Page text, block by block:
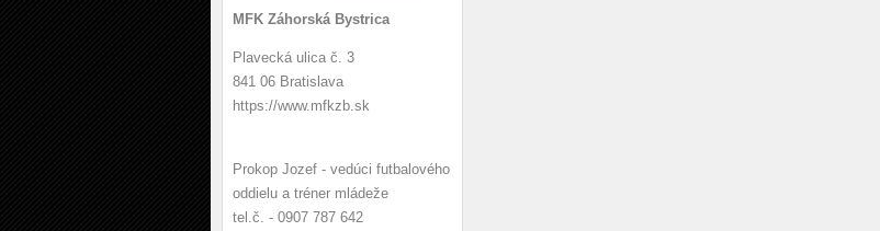
MFK Záhorská Bystrica
Plavecká ulica č. 3
841 06 Bratislava
https://www.mfkzb.sk
Prokop Jozef - vedúci futbalového
oddielu a tréner mládeže
tel.č. - 0907 787 642